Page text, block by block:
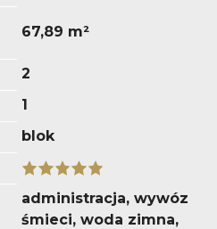
67,89 m²
2
1
blok
administracja, wywóz
śmieci, woda zimna,